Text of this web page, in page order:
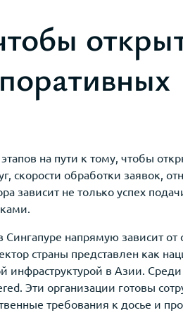
на пути к тому, чтобы
скорости обработки заявок,
зависит не только успех
напрямую зависит
страны представлен как
в Азии.
Эти организации готовы
требования к досье и